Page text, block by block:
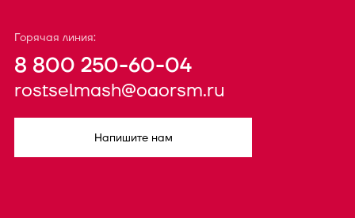
Горячая линия:
8 800 250-60-04
rostselmash@oaorsm.ru
Напишите нам